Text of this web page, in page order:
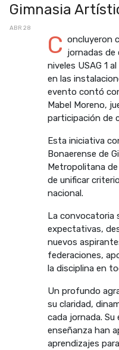
Gimnasia
ABR 28
C oncluyeron
jornadas de
niveles USAG 1
en las
evento contó
Mabel Moreno,
participación de
Esta iniciativa
Bonaerense de
Metropolitana
de unificar
nacional.
La convocatoria
expectativas,
nuevos
federaciones,
la disciplina en
Un profundo
su claridad,
cada jornada. Su
enseñanza han
aprendizajes